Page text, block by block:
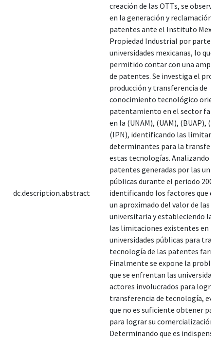
dc.description.abstract
creación de las OTTs, se
en la generación y reclamación
patentes ante el Instituto
Propiedad Industrial por parte
universidades mexicanas, lo que
permitido contar con una
de patentes. Se investiga el
producción y transferencia de
conocimiento tecnológico
patentamiento en el sector
en la (UNAM), (UAM), (BUAP),
(IPN), identificando las
determinantes para la
estas tecnologías. Analizando
patentes generadas por las
públicas durante el periodo
identificando los factores que
un aproximado del valor de las
universitaria y estableciendo la
las limitaciones existentes en
universidades públicas para
tecnología de las patentes
Finalmente se expone la
que se enfrentan las
actores involucrados para
transferencia de tecnología,
que no es suficiente obtener
para lograr su comercialización.
Determinando que es